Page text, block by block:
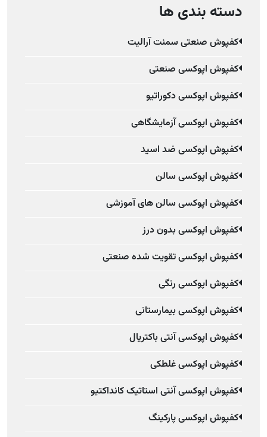
دسته بندی ها
کفپوش صنعتی سمنت آرالیت
کفپوش اپوکسی صنعتی
کفپوش اپوکسی دکوراتیو
کفپوش اپوکسی آزمایشگاهی
کفپوش اپوکسی ضد اسید
کفپوش اپوکسی سالن
کفپوش اپوکسی سالن های آموزشی
کفپوش اپوکسی بدون درز
کفپوش اپوکسی تقویت شده صنعتی
کفپوش اپوکسی رنگی
کفپوش اپوکسی بیمارستانی
کفپوش اپوکسی آنتی باکتریال
کفپوش اپوکسی غلطکی
کفپوش اپوکسی آنتی استاتیک کانداکتیو
کفپوش اپوکسی پارکینگ